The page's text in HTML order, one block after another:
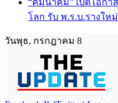
“คมนาคม” เปิดโอกา
โลก รับ พ.ร.บ.รางใหม่
วันพุธ, กรกฎาคม 8